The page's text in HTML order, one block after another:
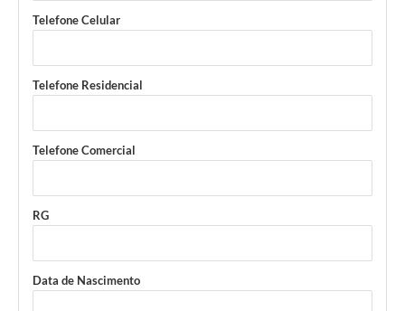
Telefone Celular
Telefone Residencial
Telefone Comercial
RG
Data de Nascimento